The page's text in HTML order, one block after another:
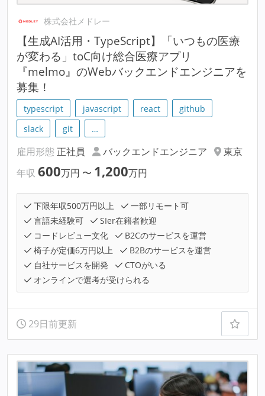
株式会社メドレー
【生成AI活用・TypeScript】「いつもの医療
が変わる」toC向け総合医療アプリ
『melmo』のWebバックエンドエンジニアを
募集！
typescript javascript react
github
slack
git …
雇用形態 正社員 バックエンドエンジニア
東京
年収 600万円 〜 1,200万円
下限年収500万円以上
一部リモート可
言語未経験可
SIer在籍者歓迎
コードレビュー文化
B2Cのサービスを運営
椅子が定価6万円以上
B2Bのサービスを運営
自社サービスを開発
CTOがいる
オンラインで選考が受けられる
29日前更新